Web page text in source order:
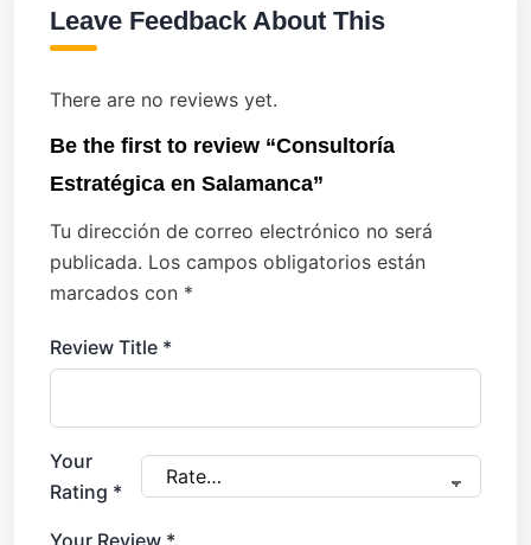
Leave Feedback About This
There are no reviews yet.
Be the first to review “Consultoría
Estratégica en Salamanca”
Tu dirección de correo electrónico no será
publicada. Los campos obligatorios están
marcados con *
Review Title *
Your
Rating *